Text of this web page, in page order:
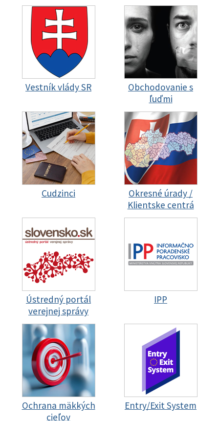
Vestník vlády SR
Obchodovanie s
ľuďmi
Cudzinci
Okresné úrady /
Klientske centrá
Ústredný portál
verejnej správy
IPP
Ochrana mäkkých
cieľov
Entry/Exit System